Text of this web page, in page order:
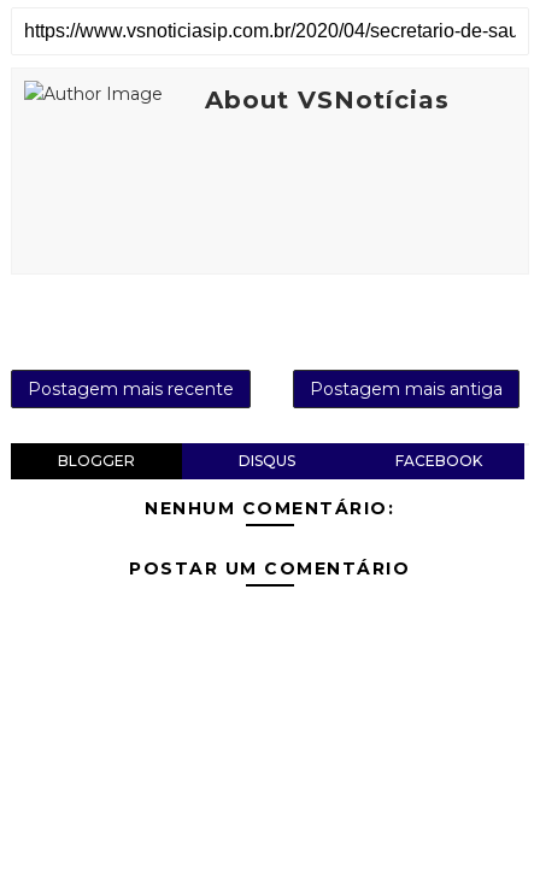
About VSNotícias
Postagem mais recente Postagem mais antiga
BLOGGER DISQUS FACEBOOK
NENHUM COMENTÁRIO:
POSTAR UM COMENTÁRIO